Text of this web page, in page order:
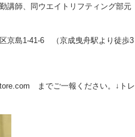
講師、同ウエイトリフティング部元
京島1-41-6 （京成曳舟駅より徒歩3
までご一報ください。↓トレ